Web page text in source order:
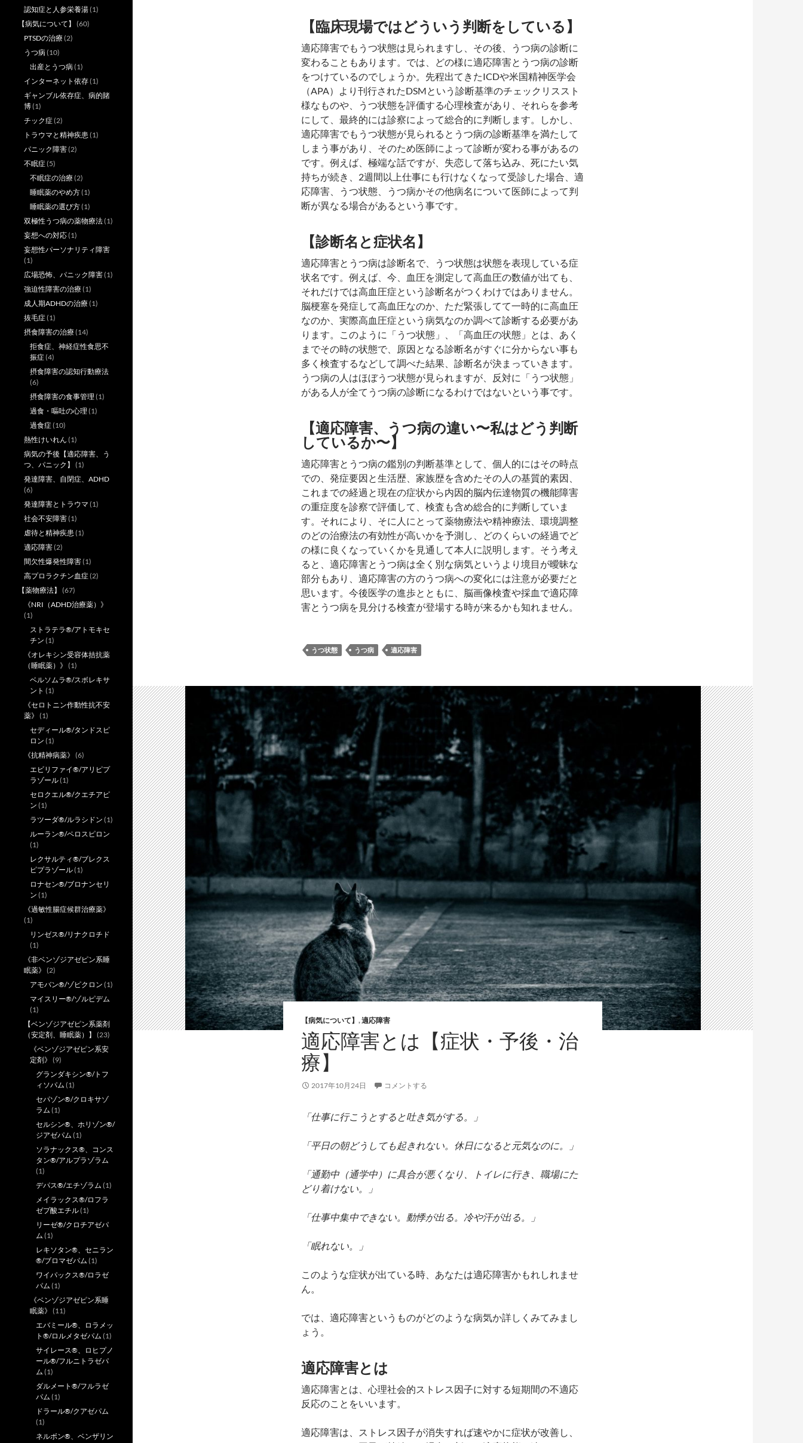
【臨床現場ではどういう 判断をしている】
適応障害でもうつ状態は見られますし、その後、うつ病の診断に
変わることもあります。では、どの様に適応障害とうつ病の診断
をつけているのでしょうか。先程出てきたICDや米国精神医学会
（APA）より刊行されたDSMという診断基準のチェックリススト
様なものや、うつ状態を評価する心理検査があり、それらを参考
にして、最終的には診察によって総合的に判断します。しかし、
適応障害でもうつ状態が見られるとうつ病の診断基準を満たして
しまう事があり、そのため医師によって診断が変わる事があるの
です。例えば、極端な話ですが、失恋して落ち込み、死にたい気
持ちが続き、2週間以上仕事にも行けなくなって受診した場合、適
応障害、うつ状態、うつ病かその他病名について医師によって判
断が異なる場合があるという事です。
【診断名と症状名】
適応障害とうつ病は診断名で、うつ状態は状態を表現している症
状名です。例えば、今、血圧を測定して高血圧の数値が出ても、
それだけでは高血圧症という診断名がつくわけではありません。
脳梗塞を発症して高血圧なのか、ただ緊張してて一時的に高血圧
なのか、実際高血圧症という病気なのか調べて診断する必要があ
ります。このように「うつ状態」、「高血圧の状態」とは、あく
までその時の状態で、原因となる診断名がすぐに分からない事も
多く検査するなどして調べた結果、診断名が決まっていきます。
うつ病の人はほぼうつ状態が見られますが、反対に「うつ状態」
がある人が全てうつ病の診断になるわけではないという事です。
【適応障害、うつ病の違い〜私はどう判断
しているか〜】
適応障害とうつ病の鑑別の判断基準として、個人的にはその時点
での、発症要因と生活歴、家族歴を含めたその人の基質的素因、
これまでの経過と現在の症状から内因的脳内伝達物質の機能障害
の重症度を診察で評価して、検査も含め総合的に判断していま
す。それにより、そに人にとって薬物療法や精神療法、環境調整
のどの治療法の有効性が高いかを予測し、どのくらいの経過でど
の様に良くなっていくかを見通して本人に説明します。そう考え
ると、適応障害とうつ病は全く別な病気というより境目が曖昧な
部分もあり、適応障害の方のうつ病への変化には注意が必要だと
思います。今後医学の進歩とともに、脳画像検査や採血で適応障
害とうつ病を見分ける検査が登場する時が来るかも知れません。
うつ状態 うつ病 適応障害
【病気について】 ,適応障害
適応障害とは【症状・予後・治
療】
2017年10月24日 コメントする
「仕事に行こうとすると吐き気がする。」
「平日の朝どうしても起きれない。休日になると元気なのに。」
「通勤中（通学中）に具合が悪くなり、トイレに行き、職場にた
どり着けない。」
「仕事中集中できない。動悸が出る。冷や汗が出る。」
「眠れない。」
このような症状が出ている時、あなたは適応障害かもれしれませ
ん。
では、適応障害というものがどのような病気か詳しくみてみまし
ょう。
適応障害とは
適応障害とは、心理社会的ストレス因子に対する短期間の不適応
反応のことをいいます。
適応障害は、ストレス因子が消失すれば速やかに症状が改善し、
認知症と人参栄養湯(1)
【病気について】
(60)
PTSDの治療(2)
うつ病(10)
出産とうつ病(1)
インターネット依存(1)
ギャンブル依存症、病的賭
博(1)
チック症(2)
トラウマと精神疾患 (1)
パニック障害(2)
不眠症(5)
不眠症の治療(2)
睡眠薬のやめ方(1)
睡眠薬の選び方(1)
双極性うつ病の薬物療法(1)
妄想への対応(1)
妄想性パーソナリティ障害
(1)
広場恐怖、パニック障害(1)
強迫性障害の治療(1)
成人期ADHDの治療(1)
抜毛症(1)
摂食障害の治療(14)
拒食症、神経症性食思不
振症(4)
摂食障害の認知行動療法
(6)
摂食障害の食事管理 (1)
過食・嘔吐の心理 (1)
過食症(10)
熱性けいれん (1)
病気の予後【適応障害、う
つ、パニック】
(1)
発達障害、自閉症、ADHD
(6)
発達障害とトラウマ (1)
社会不安障害(1)
虐待と精神疾患 (1)
適応障害(2)
間欠性爆発性障害(1)
高プロラクチン血症(2)
【薬物療法】
(67)
《NRI（ADHD治療薬）》
(1)
ストラテラ®/アトモキセ
チン (1)
《オレキシン受容体拮抗薬
（睡眠薬）》 (1)
ベルソムラ®/スボレキサ
ント (1)
《セロトニン作動性抗不安
薬》 (1)
セディール®/タンドスピ
ロン (1)
《抗精神病薬》 (6)
エビリファイ®/アリピプ
ラゾール(1)
セロクエル®/クエチアピ
ン (1)
ラツーダ®/ルラシドン (1)
ルーラン®/ペロスピロン
(1)
レクサルティ®/ブレクス
ピプラゾール(1)
ロナセン®/ブロナンセリ
ン (1)
《過敏性腸症候群治療薬》
(1)
リンゼス®/リナクロチド
(1)
《非ベンゾジアゼピン系睡
眠薬》 (2)
アモバン®/ゾピクロン (1)
マイスリー®/ゾルピデム
(1)
【ベンゾジアゼピン系薬剤
（安定剤、睡眠薬）】
(23)
《ベンゾジアゼピン系安
定剤》 (9)
グランダキシン®/トフ
ィソパム (1)
セパゾン®/クロキサゾ
ラム (1)
セルシン®、ホリゾン®/
ジアゼパム (1)
ソラナックス®、コンス
タン®/アルプラゾラム
(1)
デパス®/エチゾラム (1)
メイラックス®/ロフラ
ゼプ酸エチル(1)
リーゼ®/クロチアゼパ
ム (1)
レキソタン®、セニラン
®/ブロマゼパム (1)
ワイパックス®/ロラゼ
パム (1)
《ベンゾジアゼピン系睡
眠薬》 (11)
エバミール®、ロラメッ
ト®/ロルメタゼパム (1)
サイレース®、ロヒプノ
ール®/フルニトラゼパ
ム (1)
ダルメート®/フルラゼ
パム (1)
ドラール®/クアゼパム
(1)
ネルボン®、ベンザリン